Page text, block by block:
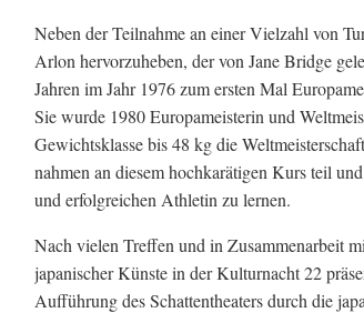
Neben der Teilnahme an einer Vielzahl von
Arlon hervorzuheben, der von Jane Bridge
Jahren im Jahr 1976 zum ersten Mal
Sie wurde 1980 Europameisterin und
Gewichtsklasse bis 48 kg die
nahmen an diesem hochkarätigen Kurs teil
und erfolgreichen Athletin zu lernen.
Nach vielen Treffen und in Zusammenarbeit
japanischer Künste in der Kulturnacht 22
Aufführung des Schattentheaters durch die